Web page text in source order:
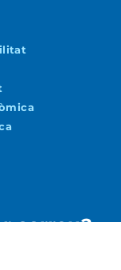
correu?